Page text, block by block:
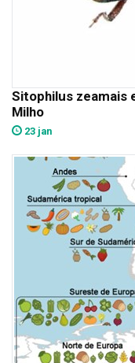
Sitophilus zeamais
Milho
23 jan